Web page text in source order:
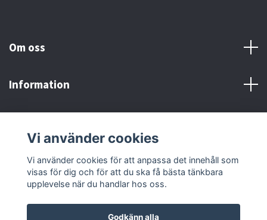
Om oss
Information
Sociala medier
Vi använder cookies
Vi använder cookies för att anpassa det innehåll som
visas för dig och för att du ska få bästa tänkbara
upplevelse när du handlar hos oss.
Godkänn alla